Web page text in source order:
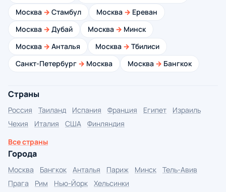
Москва → Стамбул Москва → Ереван
Москва → Дубай Москва → Минск
Москва → Анталья Москва → Тбилиси
Санкт-Петербург → Москва Москва → Бангкок
Страны
Россия Таиланд Испания Франция Египет
Израиль
Чехия
Италия США
Финляндия
Все страны
Города
Москва Бангкок Анталья Париж Минск
Тель-Авив
Прага
Рим Нью-Йорк
Хельсинки